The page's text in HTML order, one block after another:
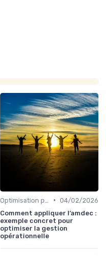
• 04/02/2026
Comment appliquer l’amdec :
exemple concret pour
optimiser la gestion
opérationnelle